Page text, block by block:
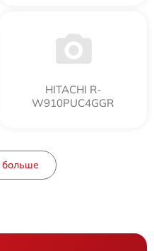
HITACHI R-
W910PUC4GGR
больше